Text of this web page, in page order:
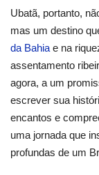
Ubatã, portanto,
mas um destino
da Bahiae na
assentamento
agora, a um
escrever sua
encantos e
uma jornada que
profundas de um